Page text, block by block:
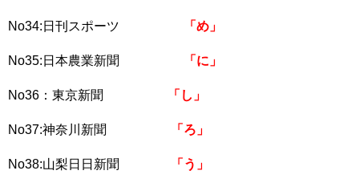
No34:日刊スポーツ 「め」
No35:日本農業新聞 「に」
No36：東京新聞 「し」
No37:神奈川新聞 「ろ」
No38:山梨日日新聞 「う」